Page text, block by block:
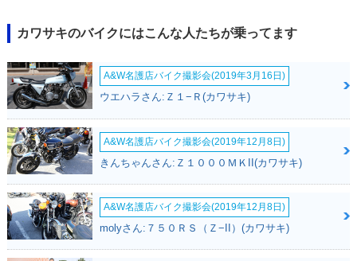
ZRX-Ⅱよりも後に登場した大排気量モデルのZRX1100-Ⅱ（1997年）およ
び後継のZRX1200（海外向けのみ）は2005年までに販売終了していたの
で、カウル無しのZRXとしては、最後まで生き残ったモデルでもあった。
カワサキのバイクにはこんな人たちが乗ってます
A&W名護店バイク撮影会(2019年3月16日)
ウエハラさん:Ｚ１−Ｒ(カワサキ)
A&W名護店バイク撮影会(2019年12月8日)
きんちゃんさん:Ｚ１０００ＭＫII(カワサキ)
A&W名護店バイク撮影会(2019年12月8日)
molyさん:７５０ＲＳ（Ｚ−II）(カワサキ)